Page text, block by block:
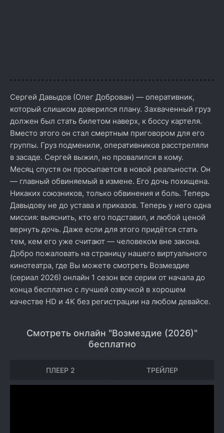
Сергей Давыдов (Олег Доброван) — оперативник,
который слишком доверился плану. Захваченный груз
должен был стать билетом наверх, к боссу картеля.
Вместо этого он стал смертным приговором для его
группы. Груз подменили, оперативников расстреляли
в засаде. Сергей выжил, но провалился в кому.
Месяц спустя он просыпается в новой реальности. Он
— главный обвиняемый в измене. Его дочь похищена.
Никаких союзников, только обвинения и боль. Теперь
Давыдову не до устава и приказов. Теперь у него одна
миссия: выяснить, кто его подставил, и любой ценой
вернуть дочь. Даже если для этого придётся стать
тем, кем его уже считают — человеком вне закона.
Добро пожаловать на страницу нашего виртуального
кинотеатра, где Вы можете смотреть Возмездие
(сериал 2026) онлайн 1 сезон все серии от начала до
конца бесплатно с лучшей озвучкой в хорошем
качестве HD и 4K без регистрации на любом девайсе.
Смотреть онлайн "Возмездие (2026)"
бесплатно
ПЛЕЕР 2 ТРЕЙЛЕР